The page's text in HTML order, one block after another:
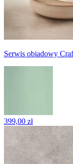
Serwis obiadowy
399,00 zł